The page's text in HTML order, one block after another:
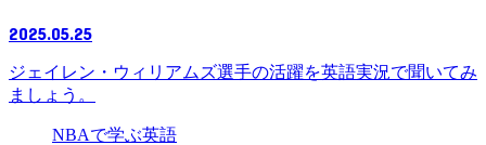
2025.05.25
ジェイレン・ウィリアムズ選手の活躍を英語実況で聞いてみ
ましょう。
NBAで学ぶ英語